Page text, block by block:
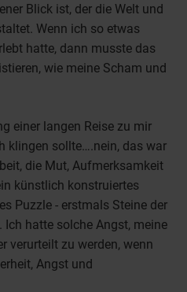
Blick ist, der die Welt und
Wenn ich so etwas
hatte, dann musste das
wie meine Scham und
einer langen Reise zu mir
klingen sollte….nein, das war
die Mut, Aufmerksamkeit
künstlich konstruiertes
Puzzle - erstmals Steine der
hatte solche Angst, meine
verurteilt zu werden, wenn
Angst und